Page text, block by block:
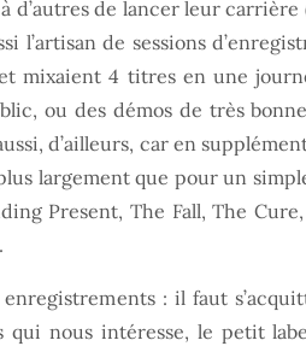
de lancer leur
l’artisan de sessions
mixaient 4 titres en une
ou des démos de très
d’ailleurs, car en
largement que pour un
Present, The Fall, The
: il faut
qui nous intéresse, le petit